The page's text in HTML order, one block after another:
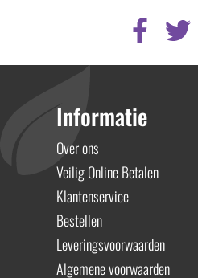
Informatie
Over ons
Veilig Online Betalen
Klantenservice
Bestellen
Leveringsvoorwaarden
Algemene voorwaarden